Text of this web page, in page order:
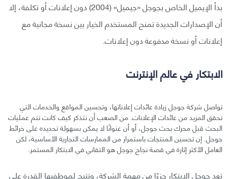
بدأ الإيميل الخاص بجوجل «جيميل» (2004) دون إعلانات أو تكلفة، إلا
أن الإصدارات الجديدة تمنح المستخدم الخيار بين نسخة مجانية مع
إعلانات أو نسخة مدفوعة دون إعلانات.
الابتكار في عالم الإنترنت
تواصل شركة جوجل زيادة عائدات إعلاناتها، وتحسين المواقع والخدمات التي
تحقق المزيد من عائدات الإعلانات. من الصعب أن نتذكر كيف كانت تتم عمليات
البحث قبل محرك بحث جوجل، أو أن عنوانًا لا يمكن بسهولة تحديده على خرائط
جوجل. إن تحسين المنتجات باستمرار من الممارسات التجارية الأساسية، لكن
العامل الأكثر إثارة في قصة نجاح جوجل هو التفاني في الابتكار المستمر.
تعد جوجل الابتكار جزءًا من مهمة الشركة، وتتيح لموظفيها القدرة على